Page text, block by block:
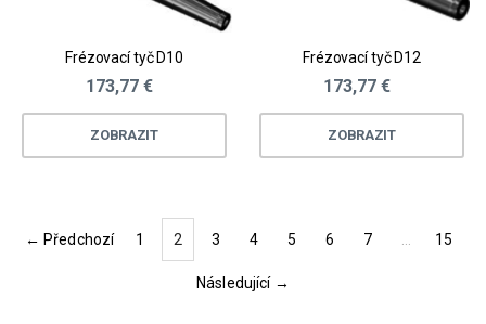
Frézovací tyč D10
173,77 €
ZOBRAZIT
Frézovací tyč D12
173,77 €
ZOBRAZIT
← Předchozí 1 2(current)
3 4 5 6 7 15
Následující →